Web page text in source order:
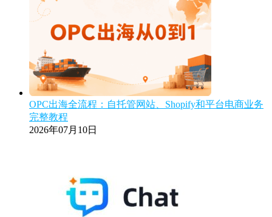
OPC出海全流程：自托管网站、Shopify和平台电商业务
完整教程
2026年07月10日